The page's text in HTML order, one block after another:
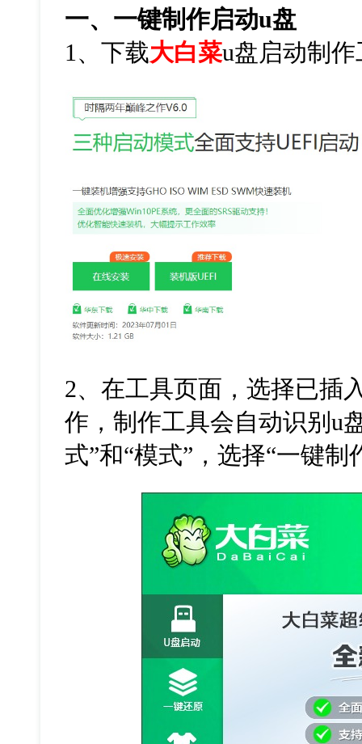
一、一键制作启动u盘
1 、下载大白菜u盘启动制
2、在工具页面，选择已插
作，制作工具会自动识别u
式”和“模式” ，选择“一键制